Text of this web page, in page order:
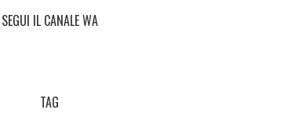
SEGUI IL CANALE WA
TAG